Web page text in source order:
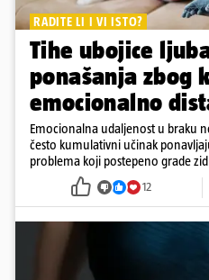
RADITE LI I VI ISTO?
Tihe ubojice
ponašanja zbog
emocionalno
Emocionalna udaljenost u braku
često kumulativni učinak
problema koji postepeno grade
12